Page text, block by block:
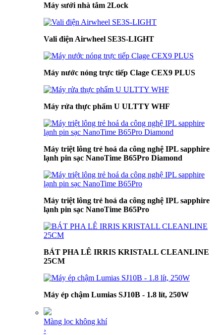
Máy sưởi nhà tắm 2Lock
Vali điện Airwheel SE3S-LIGHT
Máy nước nóng trực tiếp Clage CEX9 PLUS
Máy rửa thực phẩm U ULTTY WHF
Máy triệt lông trẻ hoá da công nghệ IPL sapphire
lạnh pin sạc NanoTime B65Pro Diamond
Máy triệt lông trẻ hoá da công nghệ IPL sapphire
lạnh pin sạc NanoTime B65Pro
BÁT PHA LÊ IRRIS KRISTALL CLEANLINE
25CM
Máy ép chậm Lumias SJ10B - 1.8 lít, 250W
Màng lọc không khí
›